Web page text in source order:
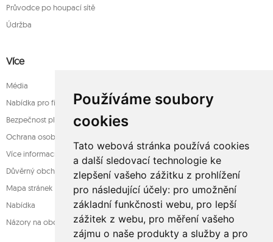
Používáme soubory
cookies
Tato webová stránka používá cookies
a další sledovací technologie ke
zlepšení vašeho zážitku z prohlížení
pro následující účely: pro umožnění
základní funkčnosti webu, pro lepší
zážitek z webu, pro měření vašeho
zájmu o naše produkty a služby a pro
Průvodce po houpací sítě
Údržba
Více
Média
Nabídka pro firmy
Bezpečnost platba
Ochrana osobních údajů
Více informací o houpací sítě
Důvěrný obchod
Mapa stránek
Nabídka
Názory na obchod